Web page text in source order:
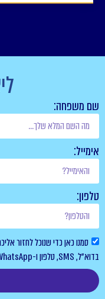
כדי שנוכל לחזור אליכם
חזרו